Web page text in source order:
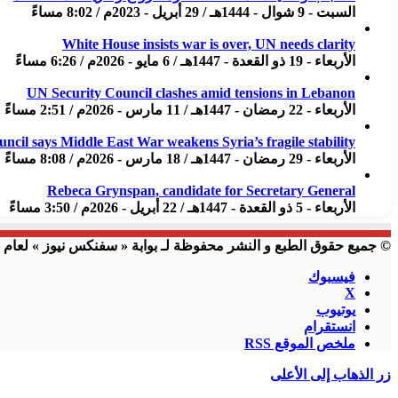
السبت - 9 شوال - 1444هـ / 29 أبريل - 2023م / 8:02 مساءً
White House insists war is over, UN needs clarity
الأربعاء - 19 ذو القعدة - 1447هـ / 6 مايو - 2026م / 6:26 مساءً
UN Security Council clashes amid tensions in Lebanon
الأربعاء - 22 رمضان - 1447هـ / 11 مارس - 2026م / 2:51 مساءً
says Middle East War weakens Syria’s fragile stability
الأربعاء - 29 رمضان - 1447هـ / 18 مارس - 2026م / 8:08 مساءً
Rebeca Grynspan, candidate for Secretary General
الأربعاء - 5 ذو القعدة - 1447هـ / 22 أبريل - 2026م / 3:50 مساءً
© جميع حقوق الطبع و النشر محفوظة لـ بوابة « سفنكس نيوز » لعام 2023 م
فيسبوك
X
يوتيوب
انستقرام
ملخص الموقع RSS
زر الذهاب إلى الأعلى